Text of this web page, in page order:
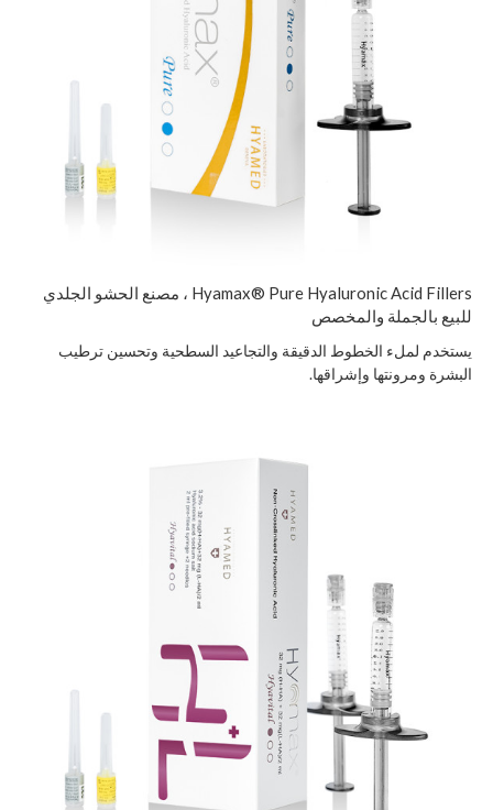
Hyamax® Pure Hyaluronic Acid Fillers ، مصنع الحشو الجلدي
للبيع بالجملة والمخصص
يستخدم لملء الخطوط الدقيقة والتجاعيد السطحية وتحسين ترطيب
البشرة ومرونتها وإشراقها.